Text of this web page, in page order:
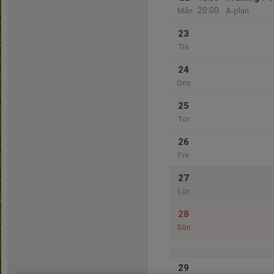
Mån
20:00
A-plan
23
Tis
24
Ons
25
Tor
26
Fre
27
Lör
28
Sön
29